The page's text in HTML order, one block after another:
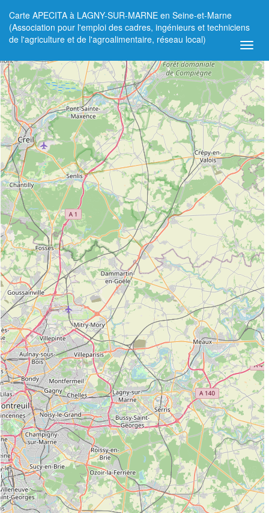
Carte APECITA à LAGNY-SUR-MARNE en Seine-et-Marne
(Association pour l'emploi des cadres, ingénieurs et techniciens
de l'agriculture et de l'agroalimentaire, réseau local)
+
−